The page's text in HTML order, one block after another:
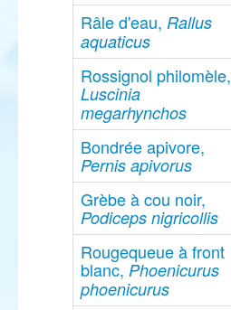
Râle d'eau, Rallus
aquaticus
Rossignol philomèle,
Luscinia
megarhynchos
Bondrée apivore,
Pernis apivorus
Grèbe à cou noir,
Podiceps nigricollis
Rougequeue à front
blanc, Phoenicurus
phoenicurus